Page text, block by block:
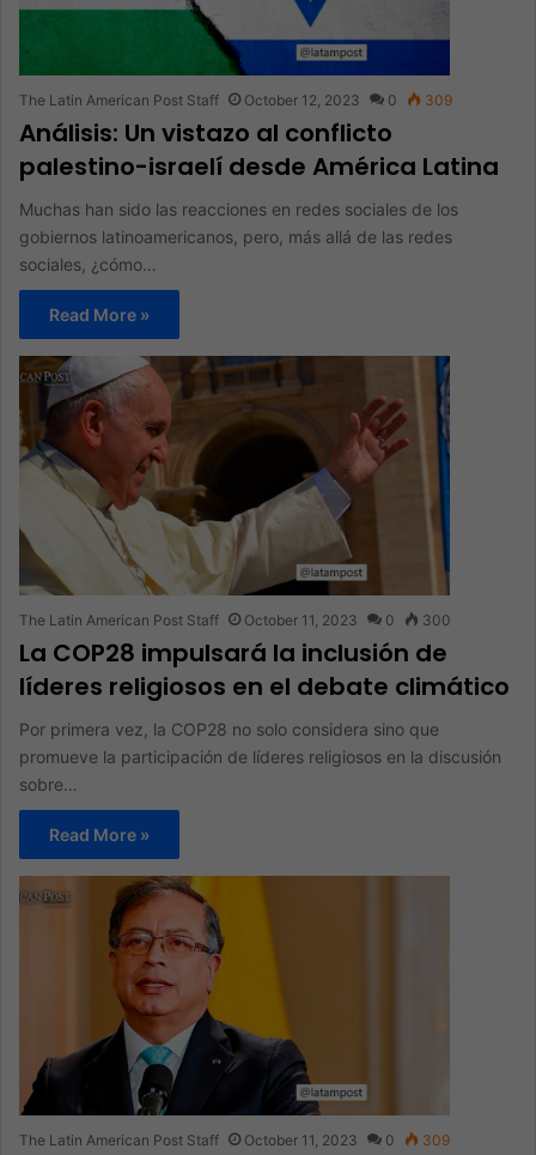
The Latin American Post Staff October 12, 2023 0 309
Análisis: Un vistazo al conflicto
palestino-israelí desde América Latina
Muchas han sido las reacciones en redes sociales de los
gobiernos latinoamericanos, pero, más allá de las redes
sociales, ¿cómo…
Read More »
The Latin American Post Staff October 11, 2023 0 300
La COP28 impulsará la inclusión de
líderes religiosos en el debate climático
Por primera vez, la COP28 no solo considera sino que
promueve la participación de líderes religiosos en la discusión
sobre…
Read More »
The Latin American Post Staff October 11, 2023 0 309